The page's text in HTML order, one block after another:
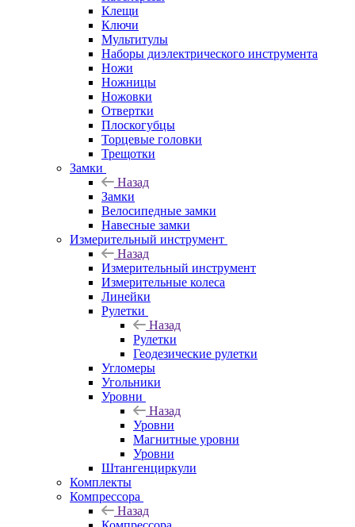
Клещи
Ключи
Мультитулы
Наборы диэлектрического инструмента
Ножи
Ножницы
Ножовки
Отвертки
Плоскогубцы
Торцевые головки
Трещотки
Замки
Назад
Замки
Велосипедные замки
Навесные замки
Измерительный инструмент
Назад
Измерительный инструмент
Измерительные колеса
Линейки
Рулетки
Назад
Рулетки
Геодезические рулетки
Угломеры
Угольники
Уровни
Назад
Уровни
Магнитные уровни
Уровни
Штангенциркули
Комплекты
Компрессора
Назад